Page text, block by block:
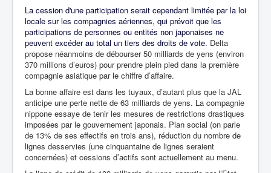
La cession d'une participation serait cependant limitée par la loi
locale sur les compagnies aériennes, qui prévoit que les
participations de personnes ou entités non japonaises ne
peuvent excéder au total un tiers des droits de vote. Delta
propose néanmoins de débourser 50 milliards de yens (environ
370 millions d’euros) pour prendre plein pied dans la première
compagnie asiatique par le chiffre d’affaire.
La bonne affaire est dans les tuyaux, d’autant plus que la JAL
anticipe une perte nette de 63 milliards de yens. La compagnie
nippone essaye de tenir les mesures de restrictions drastiques
imposées par le gouvernement japonais. Plan social (on parle
de 13% de ses effectifs en trois ans), réduction du nombre de
lignes desservies (une cinquantaine de lignes seraient
concernées) et cessions d’actifs sont actuellement au menu.